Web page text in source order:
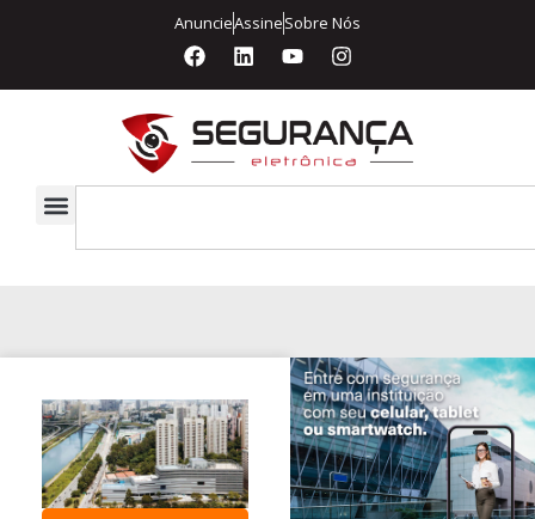
AnuncieAssineSobre Nós